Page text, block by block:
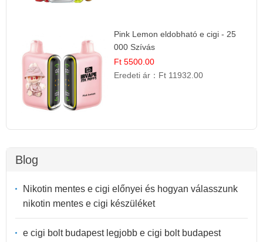
Pink Lemon eldobható e cigi - 25
000 Szívás
Ft 5500.00
Eredeti ár： Ft 11932.00
Blog
Nikotin mentes e cigi előnyei és hogyan válasszunk
nikotin mentes e cigi készüléket
e cigi bolt budapest legjobb e cigi bolt budapest